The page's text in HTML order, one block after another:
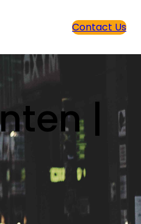
Contact Us
|